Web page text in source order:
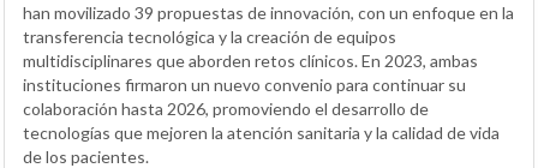
han movilizado 39 propuestas de innovación, con un enfoque en la
transferencia tecnológica y la creación de equipos
multidisciplinares que aborden retos clínicos. En 2023, ambas
instituciones firmaron un nuevo convenio para continuar su
colaboración hasta 2026, promoviendo el desarrollo de
tecnologías que mejoren la atención sanitaria y la calidad de vida
de los pacientes.